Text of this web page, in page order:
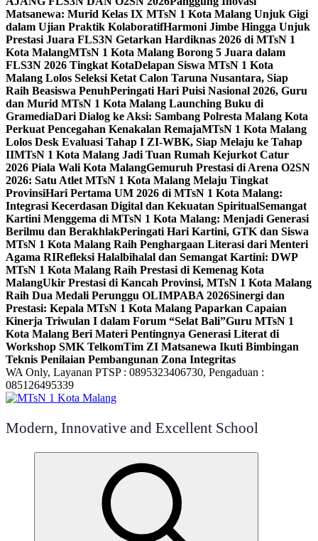
Matsanewa: Murid Kelas IX MTsN 1 Kota Malang Unjuk Gigi
dalam Ujian Praktik KolaboratifHarmoni Jimbe Hingga Unjuk
Prestasi Juara FLS3N Getarkan Hardiknas 2026 di MTsN 1
Kota MalangMTsN 1 Kota Malang Borong 5 Juara dalam
FLS3N 2026 Tingkat KotaDelapan Siswa MTsN 1 Kota
Malang Lolos Seleksi Ketat Calon Taruna Nusantara, Siap
Raih Beasiswa PenuhPeringati Hari Puisi Nasional 2026, Guru
dan Murid MTsN 1 Kota Malang Launching Buku di
GramediaDari Dialog ke Aksi: Sambang Polresta Malang Kota
Perkuat Pencegahan Kenakalan RemajaMTsN 1 Kota Malang
Lolos Desk Evaluasi Tahap I ZI-WBK, Siap Melaju ke Tahap
IIMTsN 1 Kota Malang Jadi Tuan Rumah Kejurkot Catur
2026 Piala Wali Kota MalangGemuruh Prestasi di Arena O2SN
2026: Satu Atlet MTsN 1 Kota Malang Melaju Tingkat
ProvinsiHari Pertama UM 2026 di MTsN 1 Kota Malang:
Integrasi Kecerdasan Digital dan Kekuatan SpiritualSemangat
Kartini Menggema di MTsN 1 Kota Malang: Menjadi Generasi
Berilmu dan BerakhlakPeringati Hari Kartini, GTK dan Siswa
MTsN 1 Kota Malang Raih Penghargaan Literasi dari Menteri
Agama RIRefleksi Halalbihalal dan Semangat Kartini: DWP
MTsN 1 Kota Malang Raih Prestasi di Kemenag Kota
MalangUkir Prestasi di Kancah Provinsi, MTsN 1 Kota Malang
Raih Dua Medali Perunggu OLIMPABA 2026Sinergi dan
Prestasi: Kepala MTsN 1 Kota Malang Paparkan Capaian
Kinerja Triwulan I dalam Forum “Selat Bali”Guru MTsN 1
Kota Malang Beri Materi Pentingnya Generasi Literat di
Workshop SMK TelkomTim ZI Matsanewa Ikuti Bimbingan
Teknis Penilaian Pembangunan Zona Integritas
WA Only, Layanan PTSP : 0895323406730, Pengaduan :
085126495339
Modern, Innovative and Excellent School